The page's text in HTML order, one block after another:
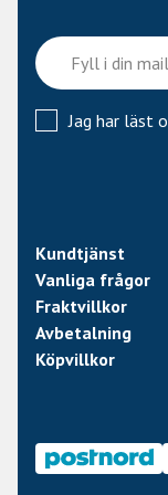
Jag har läst
Kundtjänst
Vanliga frågor
Fraktvillkor
Avbetalning
Köpvillkor